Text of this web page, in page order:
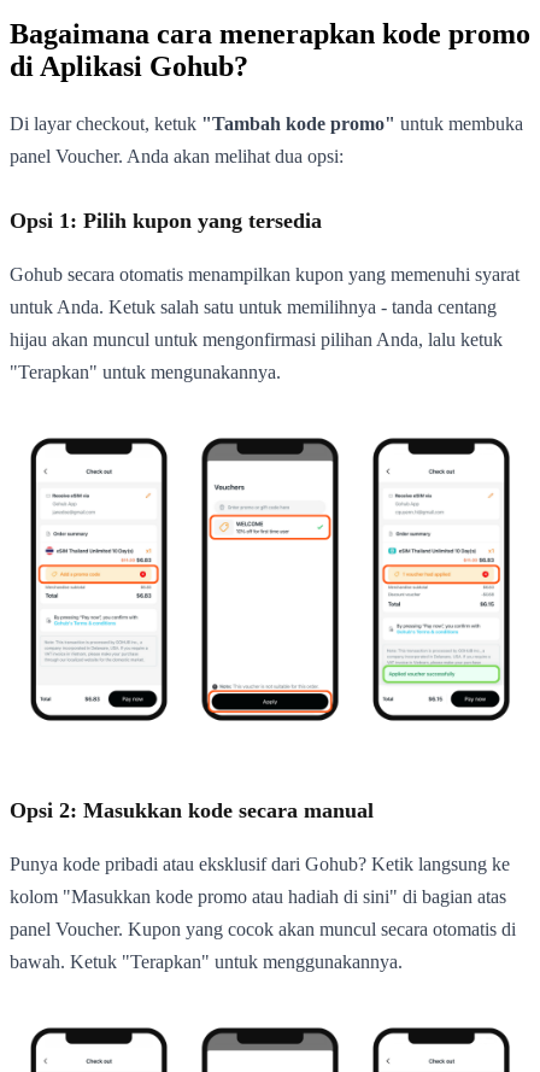
Bagaimana cara menerapkan kode promo
di Aplikasi Gohub?
Di layar checkout, ketuk "Tambah kode promo" untuk membuka
panel Voucher. Anda akan melihat dua opsi:
Opsi 1: Pilih kupon yang tersedia
Gohub secara otomatis menampilkan kupon yang memenuhi syarat
untuk Anda. Ketuk salah satu untuk memilihnya - tanda centang
hijau akan muncul untuk mengonfirmasi pilihan Anda, lalu ketuk
"Terapkan" untuk mengunakannya.
Opsi 2: Masukkan kode secara manual
Punya kode pribadi atau eksklusif dari Gohub? Ketik langsung ke
kolom "Masukkan kode promo atau hadiah di sini" di bagian atas
panel Voucher. Kupon yang cocok akan muncul secara otomatis di
bawah. Ketuk "Terapkan" untuk menggunakannya.